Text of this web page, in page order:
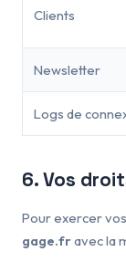
Clients
Newsletter
Logs de
6. Vos
Pour exercer
gage.fravec la